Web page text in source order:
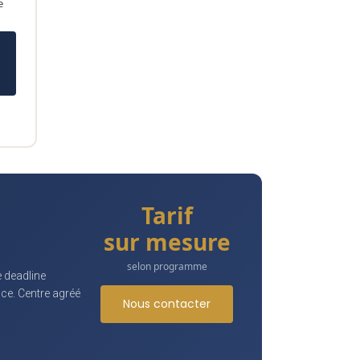
deadline
Centre agréé
Tarif
sur mesure
selon programme
Nous contacter